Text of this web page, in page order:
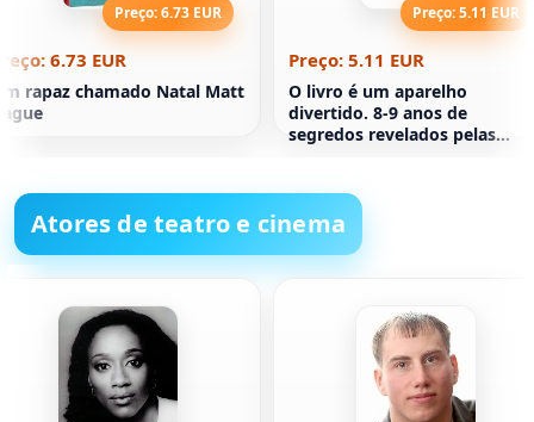
Preço: 6.73 EUR
6.73 EUR
rapaz chamado Natal Matt
Preço: 5.11 EUR
Preço: 5.11 EUR
O livro é um aparelho
divertido. 8-9 anos de
segredos revelados pelas
Atores de teatro e cinema